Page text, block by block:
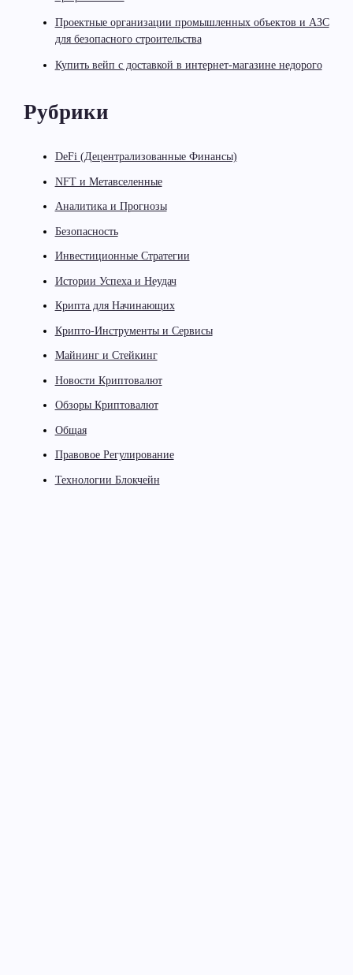
Проектные организации промышленных объектов и АЗС
для безопасного строительства
Купить вейп с доставкой в интернет-магазине недорого
Рубрики
DeFi (Децентрализованные Финансы)
NFT и Метавселенные
Аналитика и Прогнозы
Безопасность
Инвестиционные Стратегии
Истории Успеха и Неудач
Крипта для Начинающих
Крипто-Инструменты и Сервисы
Майнинг и Стейкинг
Новости Криптовалют
Обзоры Криптовалют
Общая
Правовое Регулирование
Технологии Блокчейн